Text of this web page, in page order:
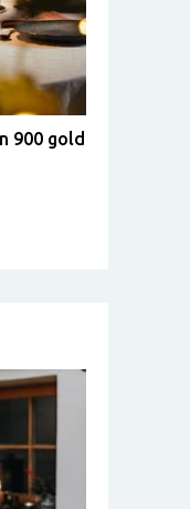
900 gold